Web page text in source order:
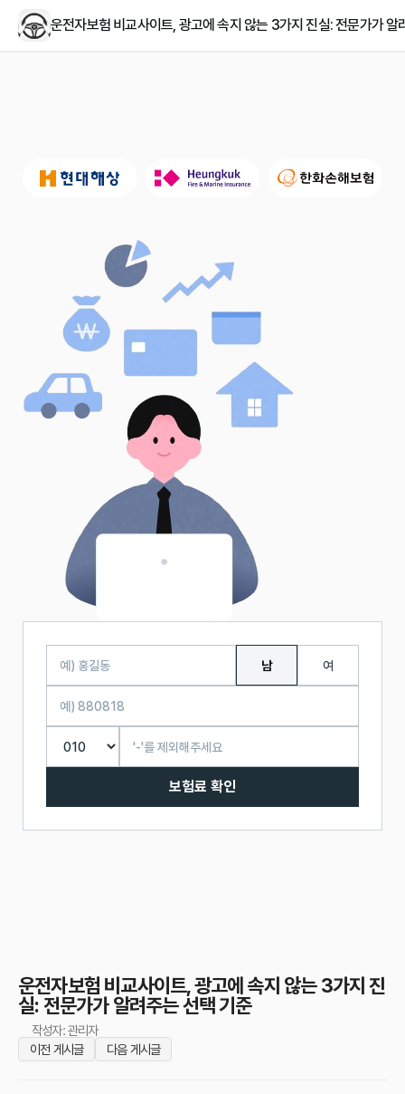
운전자보험 비교사이트, 광고에 속지 않는 3가지 진실: 전문가가 알
남 여
보험료 확인
운전자보험 비교사이트, 광고에 속지 않는 3가지 진
실: 전문가가 알려주는 선택 기준
작성자: 관리자
이전 게시글
다음 게시글